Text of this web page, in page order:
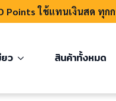
Points ใช้แทนเงินสด ทุก
ว สินค้าทั้งหมด